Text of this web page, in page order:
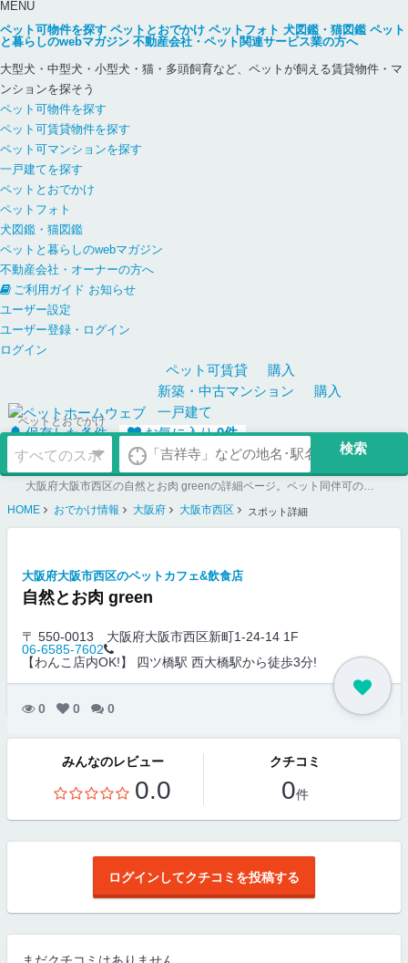
MENU
ペット可物件を探す ペットとおでかけ ペットフォト 犬図鑑・猫図鑑 ペット
と暮らしのwebマガジン 不動産会社・ペット関連サービス業の方へ
大型犬・中型犬・小型犬・猫・多頭飼育など、ペットが飼える賃貸物件・マ
ンションを探そう
ペット可物件を探す
ペット可賃貸物件を探す
ペット可マンションを探す
一戸建てを探す
ペットとおでかけ
ペットフォト
犬図鑑・猫図鑑
ペットと暮らしのwebマガジン
不動産会社・オーナーの方へ
ご利用ガイド お知らせ
ユーザー設定
ユーザー登録・ログイン
ログイン
ペット可賃貸
購入
新築・中古マンション
購入
一戸建て
保存した条件
お気に入り0件
ペットとおでかけ
大阪府大阪市西区の自然とお肉 greenの詳細ページ。ペット同伴可のお店探しならペットホームウェブ。ペット可賃貸のお部屋探し、ペット可マンション購入のご検討時にもご利用ください。
HOME
おでかけ情報 大阪府 大阪市西区 スポット詳細
大阪府大阪市西区のペットカフェ&飲食店
自然とお肉 green
〒 550-0013
大阪府大阪市西区新町1-24-14 1F
06-6585-7602
【わんこ店内OK!】 四ツ橋駅 西大橋駅から徒歩3分!
0 0 0
みんなのレビュー
0.0
クチコミ
0件
ログインしてクチコミを投稿する